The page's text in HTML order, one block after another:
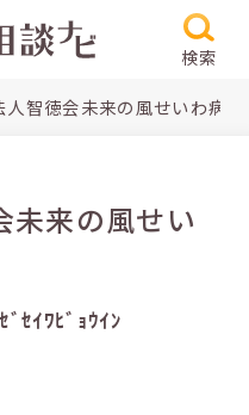
検索
智徳会未来の風せいわ病院
未来の風せい
ﾞｾｲﾜﾋﾞｮｳｲﾝ